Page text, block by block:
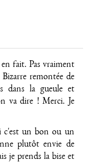
fait. Pas vraiment
remontée de
dans la gueule et
va dire ! Merci. Je
c'est un bon ou un
plutôt envie de
je prends la bise et